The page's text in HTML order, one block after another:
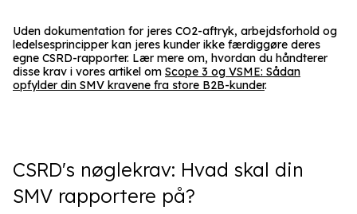
Uden dokumentation for jeres CO2-aftryk, arbejdsforhold og
ledelsesprincipper kan jeres kunder ikke færdiggøre deres
egne CSRD-rapporter. Lær mere om, hvordan du håndterer
disse krav i vores artikel om Scope 3 og VSME: Sådan
opfylder din SMV kravene fra store B2B-kunder.
CSRD's nøglekrav: Hvad skal din
SMV rapportere på?